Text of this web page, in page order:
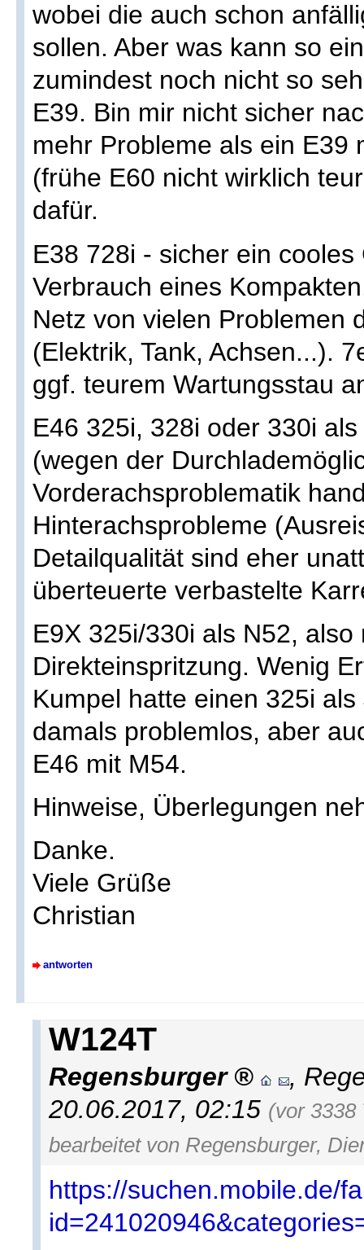
wobei die auch schon
sollen. Aber was kann so
zumindest noch nicht so
E39. Bin mir nicht sicher
mehr Probleme als ein E39
(frühe E60 nicht wirklich
dafür.
E38 728i - sicher ein
Verbrauch eines
Netz von vielen Problemen
(Elektrik, Tank, Achsen...).
ggf. teurem Wartungsstau
E46 325i, 328i oder 330i
(wegen der
Vorderachsproblematik
Hinterachsprobleme
Detailqualität sind eher
überteuerte verbastelte
E9X 325i/330i als N52, also
Direkteinspritzung. Wenig
Kumpel hatte einen 325i
damals problemlos, aber
E46 mit M54.
Hinweise, Überlegungen
Danke.
Viele Grüße
Christian
antworten
W124T
Regensburger ,
20.06.2017, 02:15 (vor 3338
bearbeitet von Regensburger,
https://suchen.mobile.de/